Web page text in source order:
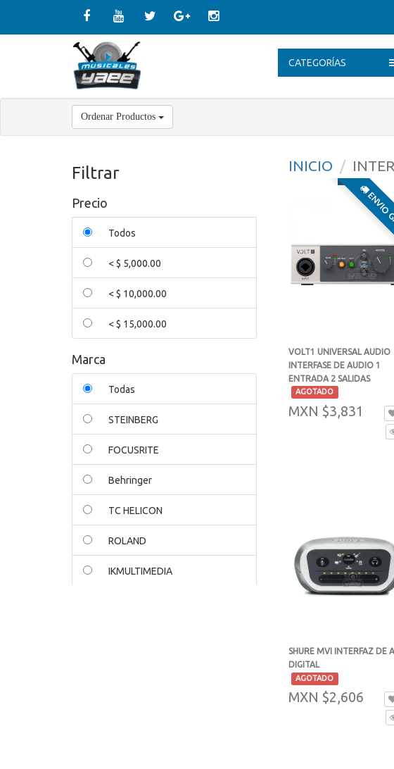
CATEGORÍAS
Ordenar Productos
Filtrar
Precio
Todos
< $ 5,000.00
< $ 10,000.00
< $ 15,000.00
Marca
Todas
STEINBERG
FOCUSRITE
Behringer
TC HELICON
ROLAND
IKMULTIMEDIA
INICIO
VOLT1 UNIVERSAL AUDIO
INTERFASE DE AUDIO 1
ENTRADA 2 SALIDAS
AGOTADO
MXN $3,831
SHURE MVI INTERFAZ DE
DIGITAL
AGOTADO
MXN $2,606